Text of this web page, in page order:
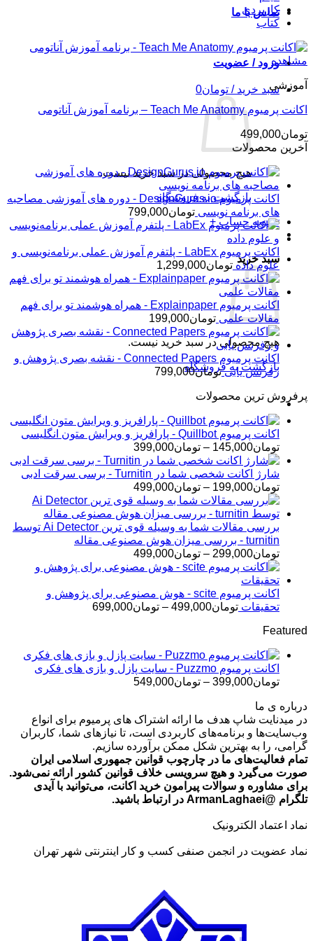
تماس با ما
ورود / عضویت
سبد خرید / تومان0
هیچ محصولی در سبد خرید نیست.
بازگشت به فروشگاه
تسویه حساب +
سبد خرید
هیچ محصولی در سبد خرید نیست.
بازگشت به فروشگاه
کاربردی
کتاب
مشاهده
آموزشی
اکانت پرمیوم Teach Me Anatomy – برنامه آموزش آناتومی
تومان499,000
آخرین محصولات
اکانت پرمیوم DesignGurus.io - دوره ‌های آموزشی مصاحبه
‌های برنامه نویسی تومان799,000
اکانت پرمیوم LabEx - پلتفرم آموزش عملی برنامه‌نویسی و
علوم داده تومان1,299,000
اکانت پرمیوم Explainpaper - همراه هوشمند تو برای فهم
مقالات علمی تومان199,000
اکانت پرمیوم Connected Papers - نقشه بصری پژوهش و
رفرنس یابی تومان799,000
پرفروش ترین محصولات
اکانت پرمیوم Quillbot - پارافریز و ویرایش متون انگلیسی
تومان145,000
– تومان399,000محدوده
قیمت:
تومان145,000
تا
تومان399,000
شارژ اکانت شخصی شما در Turnitin - برسی سرقت ادبی
تومان199,000
– تومان499,000محدوده
قیمت:
تومان199,000
تا
تومان499,000
بررسی مقالات شما به وسیله قوی ترین Ai Detector توسط
turnitin - بررسی میزان هوش مصنوعی مقاله
تومان299,000
– تومان499,000محدوده
قیمت:
تا
تومان499,000
اکانت پرمیوم scite - هوش مصنوعی برای پژوهش و
تحقیقات تومان499,000
– تومان699,000محدوده
تومان699,000
Featured
اکانت پرمیوم Puzzmo - سایت پازل و بازی های فکری
تومان399,000
– تومان549,000
تا
تومان549,000
درباره ی ما
در میدنایت شاپ هدف ما ارائه اشتراک های پرمیوم برای انواع
وب‌سایت‌ها و برنامه‌های کاربردی است، تا نیازهای شما، کاربران
گرامی، را به بهترین شکل ممکن برآورده سازیم.
تمام فعالیت‌های ما در چارچوب قوانین جمهوری اسلامی ایران
صورت می‌گیرد و هیچ سرویسی خلاف قوانین کشور ارائه نمی‌شود.
برای مشاوره و سوالات پیرامون خرید اکانت، می‌توانید با آیدی
تلگرام @ArmanLaghaei در ارتباط باشید.
نماد اعتماد الکترونیک
نماد عضویت در انجمن صنفی کسب و کار اینترنتی شهر تهران